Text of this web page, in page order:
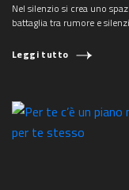
Nel silenzio si crea uno
battaglia tra rumore e
Leggi tutto